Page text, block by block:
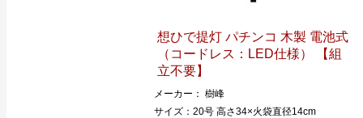
想ひで提灯 パチンコ 木製 電池式
（コードレス：LED仕様） 【組
立不要】
メーカー： 樹峰
サイズ：20号 高さ34×火袋直径14cm